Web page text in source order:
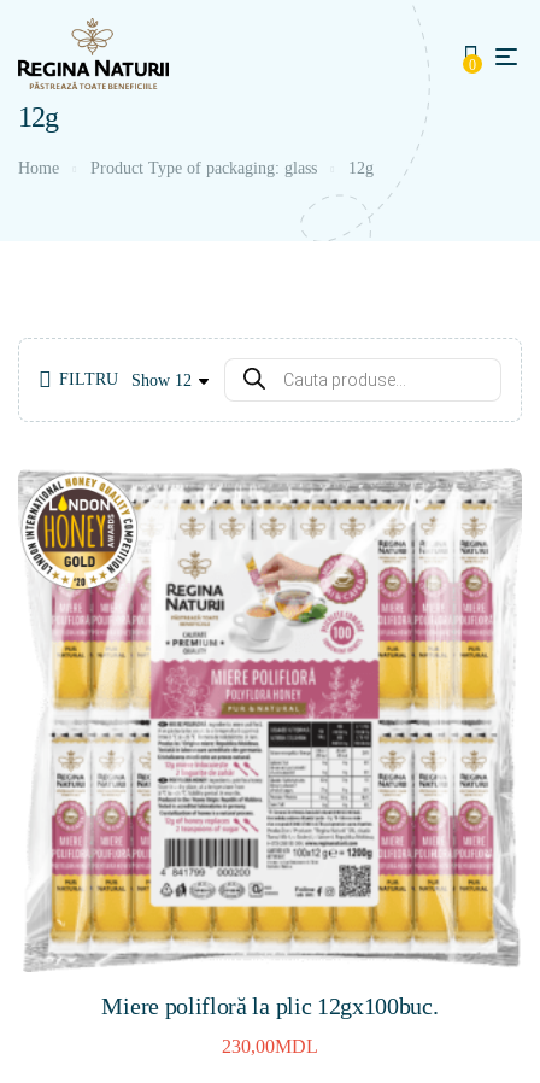
0
12g
Home Product Type of packaging: glass 12g
FILTRU Show
Miere polifloră la plic 12gх100buc.
230,00MDL